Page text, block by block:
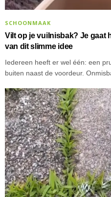
SCHOONMAAK
Vilt op je vuilnisbak? Je gaat
van dit slimme idee
Iedereen heeft er wel één: een
buiten naast de voordeur.